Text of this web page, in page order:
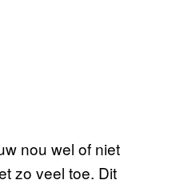
nou wel of niet
zo veel toe. Dit